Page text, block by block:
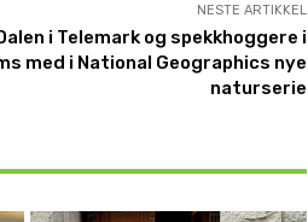
NESTE ARTIKKEL
i Telemark og spekkhoggere i
med i National Geographics nye
naturserie